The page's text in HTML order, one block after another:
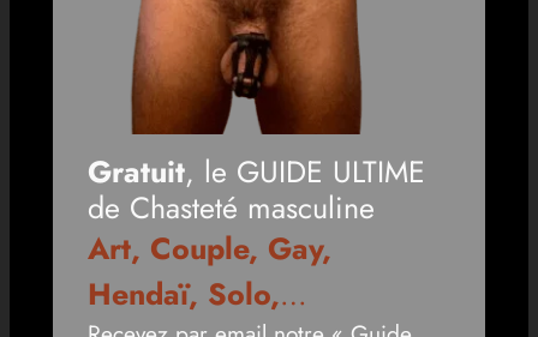
Gratuit, le GUIDE ULTIME
de Chasteté masculine
Art, Couple, Gay,
Hendaï, Solo,…